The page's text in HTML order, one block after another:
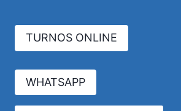
REQUISITOS,
REGISTRO
Y
LEGAL
TURNOS ONLINE
WHATSAPP